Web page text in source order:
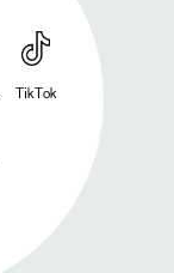
TikTok